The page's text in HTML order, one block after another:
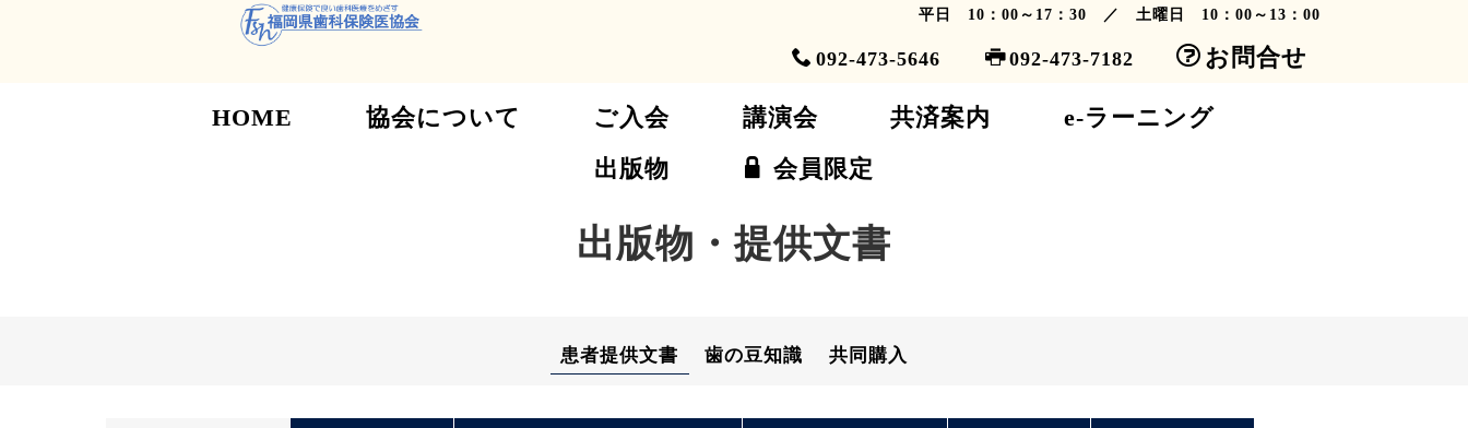
平日 10：00～17：30 ／ 土曜日 10：00～13：00
092-473-5646 092-473-7182 お問合せ
HOME 協会について ご入会 講演会 共済案内
e-ラーニング
出版物
会員限定
出版物・提供文書
患者提供文書 歯の豆知識 共同購入